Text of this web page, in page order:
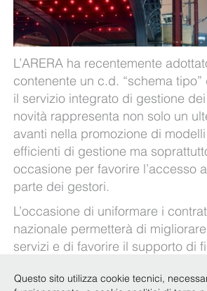
L’ARERA ha recentemente
contenente un c.d. “schema
il servizio integrato di gestione
novità rappresenta non solo un
avanti nella promozione di
efficienti di gestione ma
occasione per favorire l’accesso
parte dei gestori.
L’occasione di uniformare i
nazionale permetterà di
servizi e di favorire il supporto di
riservata solo alle parti di contratti
Questo sito utilizza cookie tecnici,